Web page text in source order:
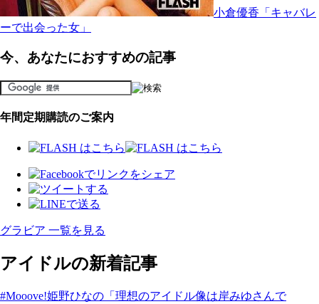
小倉優香「キャバレ
ーで出会った女」
今、あなたにおすすめの記事
年間定期購読のご案内
グラビア 一覧を見る
アイドルの新着記事
#Mooove!姫野ひなの「理想のアイドル像は岸みゆさんで